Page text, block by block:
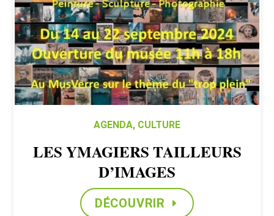
AGENDA, CULTURE
LES YMAGIERS TAILLEURS
D’IMAGES
DÉCOUVRIR